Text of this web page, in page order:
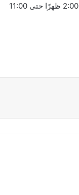
ويستقبل العملاء يوميًا من الساعة 10:30 صباحًا حتى 9:00 مساءً من السبت إلى الخميس، ومن الساعة 2:00 ظهرًا حتى 11:00